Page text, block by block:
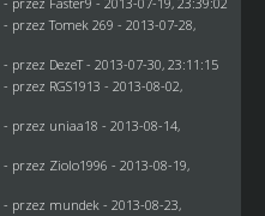
- przezTomek 269 - 2013-07-28,
- przez DezeT- 2013-07-30, 23:11:15
- przez RGS1913 - 2013-08-02,
- przez uniaa18 - 2013-08-14,
- przez Ziolo1996 - 2013-08-19,
- przez mundek- 2013-08-23,